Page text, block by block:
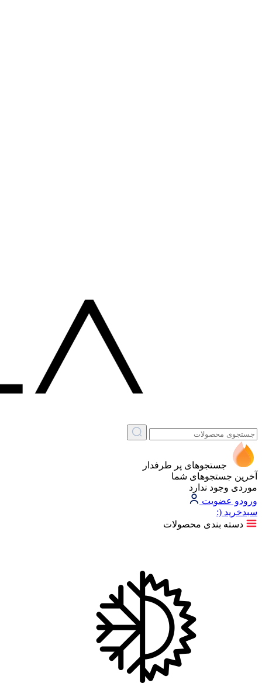
جستجوهای پر طرفدار
آخرین جستجوهای شما
موردی وجود ندارد
ورودو عضویت
سبد‌خرید (:
دسته بندی محصولات